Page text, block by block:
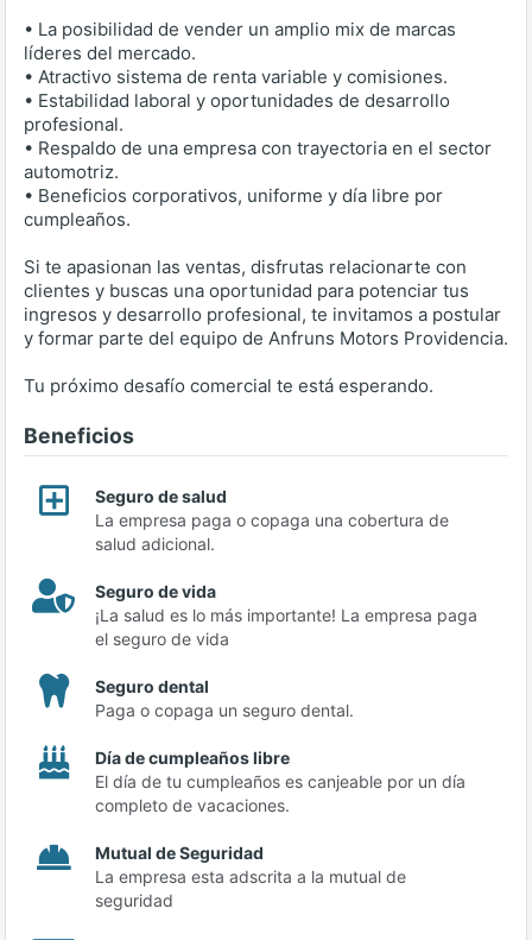
• La posibilidad de vender un amplio mix de marcas
líderes del mercado.
• Atractivo sistema de renta variable y comisiones.
• Estabilidad laboral y oportunidades de desarrollo
profesional.
• Respaldo de una empresa con trayectoria en el sector
automotriz.
• Beneficios corporativos, uniforme y día libre por
cumpleaños.
Si te apasionan las ventas, disfrutas relacionarte con
clientes y buscas una oportunidad para potenciar tus
ingresos y desarrollo profesional, te invitamos a postular
y formar parte del equipo de Anfruns Motors Providencia.
Tu próximo desafío comercial te está esperando.
Beneficios
Seguro de salud
La empresa paga o copaga una cobertura de
salud adicional.
Seguro de vida
¡La salud es lo más importante! La empresa paga
el seguro de vida
Seguro dental
Paga o copaga un seguro dental.
Día de cumpleaños libre
El día de tu cumpleaños es canjeable por un día
completo de vacaciones.
Mutual de Seguridad
La empresa esta adscrita a la mutual de
seguridad